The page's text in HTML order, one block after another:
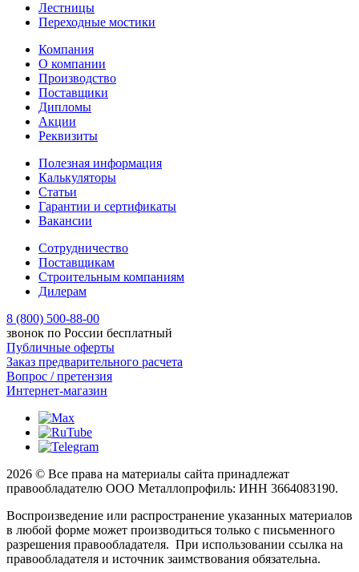
Лестницы
Переходные мостики
Компания
О компании
Производство
Поставщики
Дипломы
Акции
Реквизиты
Полезная информация
Калькуляторы
Статьи
Гарантии и сертификаты
Вакансии
Сотрудничество
Поставщикам
Строительным компаниям
Дилерам
8 (800) 500-88-00
звонок по России бесплатный
Публичные оферты
Заказ предварительного расчета
Вопрос / претензия
Интернет-магазин
2026 © Все права на материалы сайта принадлежат
правообладателю ООО Металлопрофиль: ИНН 3664083190.
Воспроизведение или распространение указанных материалов
в любой форме может производиться только с письменного
разрешения правообладателя. При использовании ссылка на
правообладателя и источник заимствования обязательна.